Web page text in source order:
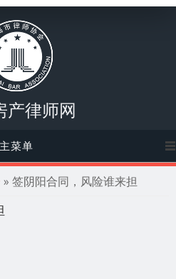
产律师网
主菜单
» 签阴阳合同，风险谁来担